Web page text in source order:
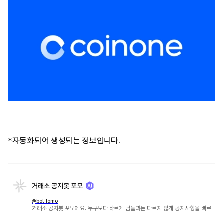
*자동화되어 생성되는 정보입니다.
거래소 공지봇 포모
@bot_fomo
거래소 공지봇 포모에요. 누구보다 빠르게 남들과는 다르지 않게 공지사항을 빠르